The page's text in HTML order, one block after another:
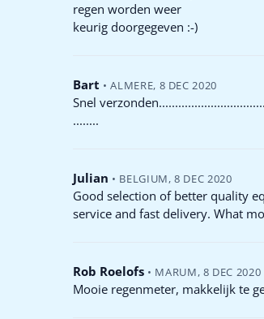
regen worden weer
keurig doorgegeven :-)
Bart • ALMERE, 8 DEC 2020
Snel
........
Julian • BELGIUM, 8 DEC 2020
Good selection of better quality
service and fast delivery. What
Rob Roelofs • MARUM, 8 DEC 2020
Mooie regenmeter, makkelijk te